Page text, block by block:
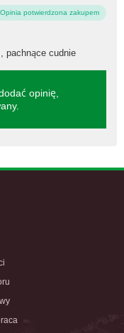
Opinia potwierdzona zakupem
pachnące cudnie
opinię,
.